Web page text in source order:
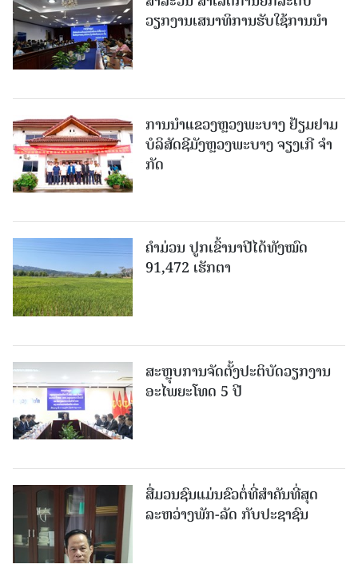
ວຽກງານເສນາທິການຮັບໃຊ້ການນໍາ
ການນຳແຂວງຫຼວງພະບາງ ຢ້ຽມ​ຢາມ
ບໍ​ລິ​ສັດຊີມັງຫຼວງພະບາງ ຈຽງເກີ ຈໍາ
ກັດ
ຄໍາມ່ວນ ປູກເຂົ້ານາປີໄດ້ທັງໝົດ
91,472 ເຮັກຕາ
ສະຫຼຸບການຈັດຕັ້ງປະຕິບັດວຽກງານ
ອະໄພຍະໂທດ 5 ປີ
ສື່ມວນຊົນແມ່ນຂົວຕໍ່ທີ່ສໍາຄັນທີ່ສຸດ
ລະຫວ່າງພັກ-ລັດ ກັບປະຊາຊົນ